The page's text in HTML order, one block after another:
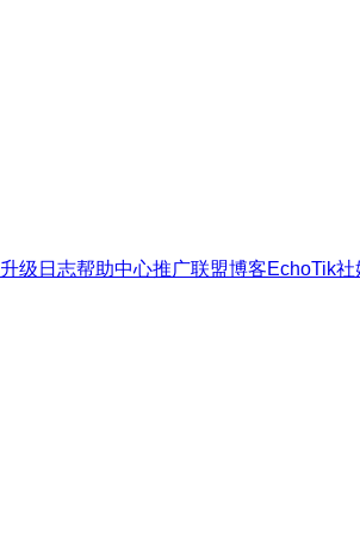
升级日志帮助中心推广联盟博客EchoTik社